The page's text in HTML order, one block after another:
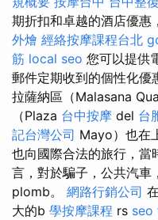
期折扣和卓越的酒店優惠
外燴 經絡按摩課程台北
筋 local seo 您可以提供
郵件定期收到的個性化
拉薩納區（Malasana
（Plaza 台中按摩 del 台
記台灣公司 Mayo）也在
也向國際合法的旅行，
言，對於騙子，公共汽車
plomb。 網路行銷公司
大的b 學按摩課程 rs seo